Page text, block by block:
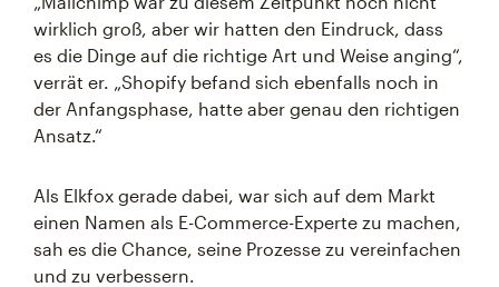
wirklich groß, aber wir hatten den Eindruck, dass
es die Dinge auf die richtige Art und Weise anging“,
verrät er. „Shopify befand sich ebenfalls noch in
der Anfangsphase, hatte aber genau den richtigen
Ansatz.“
Als Elkfox gerade dabei, war sich auf dem Markt
einen Namen als E-Commerce-Experte zu machen,
sah es die Chance, seine Prozesse zu vereinfachen
und zu verbessern.